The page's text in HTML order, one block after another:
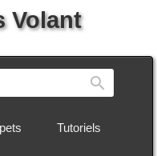
Volant
Tutoriels